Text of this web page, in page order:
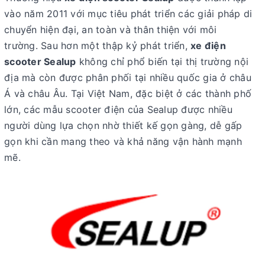
vào năm 2011 với mục tiêu phát triển các giải pháp di
chuyển hiện đại, an toàn và thân thiện với môi
trường. Sau hơn một thập kỷ phát triển, xe điện
scooter Sealup không chỉ phổ biến tại thị trường nội
địa mà còn được phân phối tại nhiều quốc gia ở châu
Á và châu Âu. Tại Việt Nam, đặc biệt ở các thành phố
lớn, các mẫu scooter điện của Sealup được nhiều
người dùng lựa chọn nhờ thiết kế gọn gàng, dễ gấp
gọn khi cần mang theo và khả năng vận hành mạnh
mẽ.